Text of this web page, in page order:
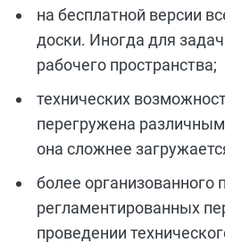
на бесплатной версии
доски. Иногда для
рабочего пространства;
технических
перегружена
она сложнее
более организованного
регламентированных
проведении